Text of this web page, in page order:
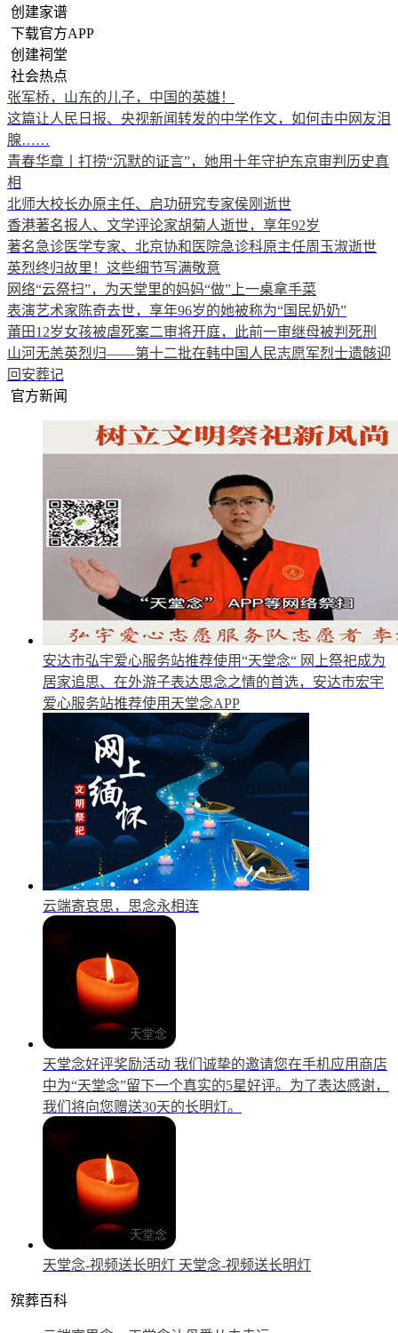
创建家谱
下载官方APP
创建祠堂
社会热点
张军桥，山东的儿子，中国的英雄！
这篇让人民日报、央视新闻转发的中学作文，如何击中网友泪
腺……
青春华章丨打捞“沉默的证言”，她用十年守护东京审判历史真
相
北师大校长办原主任、启功研究专家侯刚逝世
香港著名报人、文学评论家胡菊人逝世，享年92岁
著名急诊医学专家、北京协和医院急诊科原主任周玉淑逝世
英烈终归故里！这些细节写满敬意
网络“云祭扫”，为天堂里的妈妈“做”上一桌拿手菜
表演艺术家陈奇去世，享年96岁的她被称为“国民奶奶”
莆田12岁女孩被虐死案二审将开庭，此前一审继母被判死刑
山河无恙英烈归——第十二批在韩中国人民志愿军烈士遗骸迎
回安葬记
官方新闻
安达市弘宇爱心服务站推荐使用“天堂念“ 网上祭祀成为
居家追思、在外游子表达思念之情的首选，安达市宏宇
爱心服务站推荐使用天堂念APP
云端寄哀思，思念永相连
天堂念好评奖励活动 我们诚挚的邀请您在手机应用商店
中为“天堂念”留下一个真实的5星好评。为了表达感谢，
我们将向您赠送30天的长明灯。
天堂念-视频送长明灯 天堂念-视频送长明灯
殡葬百科